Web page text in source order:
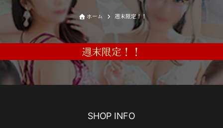
ホーム 週末限定！！
週末限定！！
SHOP INFO